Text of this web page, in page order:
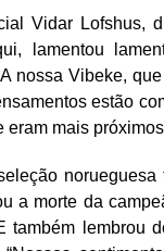
Vidar Lofshus,
lamentou
nossa Vibeke,
estão
mais
norueguesa
a morte da
também lembrou